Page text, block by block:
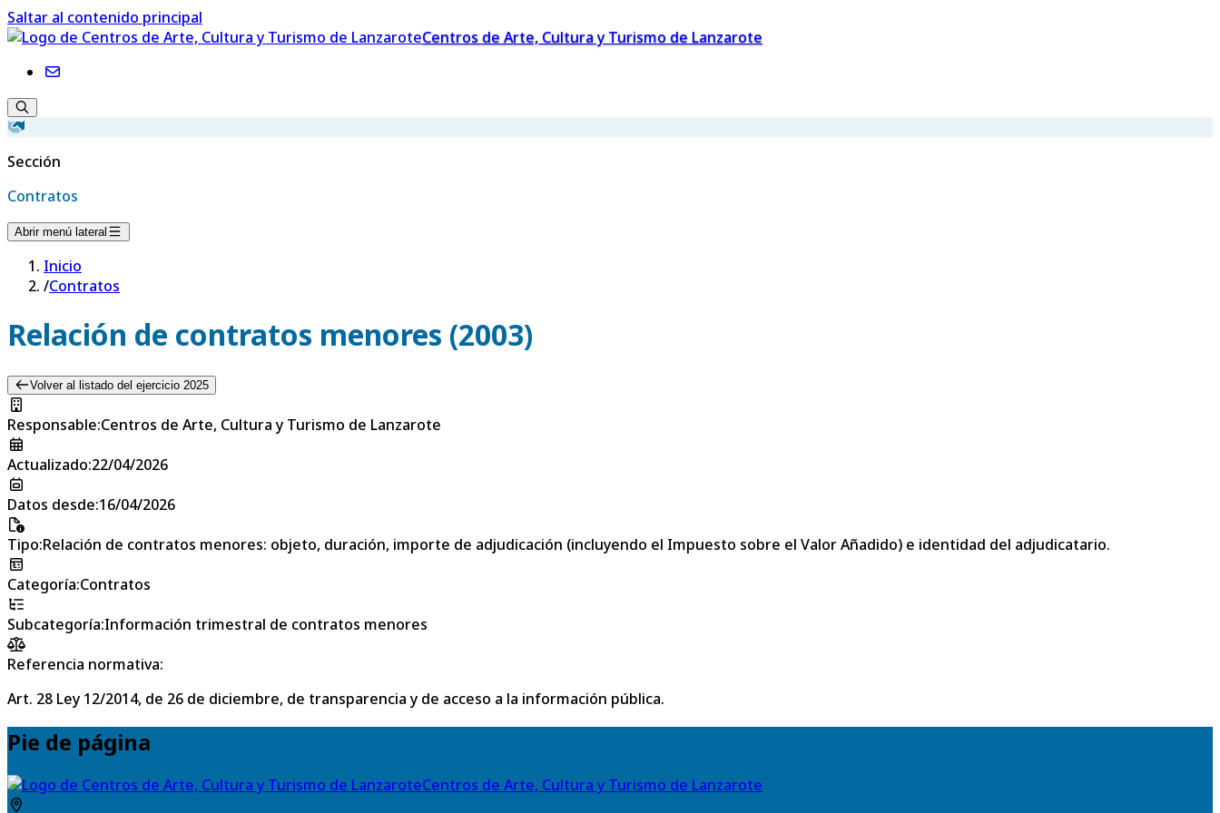
Saltar al contenido principal
Centros de Arte, Cultura y Turismo de Lanzarote
Sección
Contratos
Abrir menú lateral
Inicio
/Contratos
Relación de contratos menores (2003)
Volver al listado del ejercicio 2025
Responsable:Centros de Arte, Cultura y Turismo de Lanzarote
Actualizado:22/04/2026
Datos desde:16/04/2026
Tipo:Relación de contratos menores: objeto, duración, importe de adjudicación (incluyendo el Impuesto sobre el Valor Añadido) e identidad del adjudicatario.
Categoría:Contratos
Subcategoría:Información trimestral de contratos menores
Referencia normativa:
Art. 28 Ley 12/2014, de 26 de diciembre, de transparencia y de acceso a la información pública.
Pie de página
Centros de Arte, Cultura y Turismo de Lanzarote